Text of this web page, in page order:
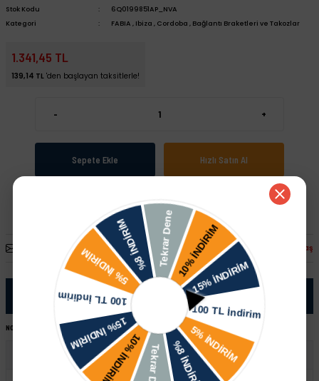
Stok Kodu
6Q0199851AP_NVA
Kategori
FABIA , Ibiza , Cordoba , Bağlantı Braketleri ve Takozlar
1.341,45 TL
139,14 TL 'den başlayan taksitlerle!
- +
Sepete Ekle Hızlı Satın Al
Arkadaşına Öner Fiyatı Düşünce Haber Ver Paylaş
Ürün Bilgisi
NOT: Ürünü satın almadan önce şase numaranız ile sipariş hattımızdan kontrol ettirmeniz tavsiye edilir.
Skoda